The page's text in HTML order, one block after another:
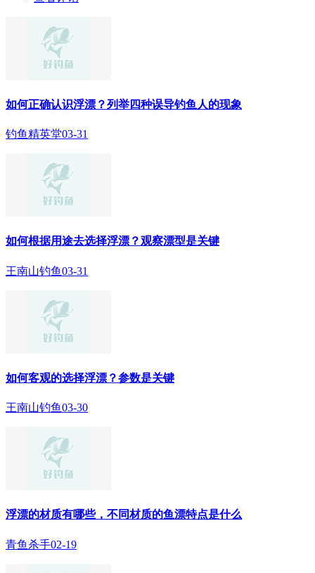
如何正确认识浮漂？列举四种误导钓鱼人的现象
钓鱼精英堂03-31
如何根据用途去选择浮漂？观察漂型是关键
王南山钓鱼03-31
如何客观的选择浮漂？参数是关键
王南山钓鱼03-30
浮漂的材质有哪些，不同材质的鱼漂特点是什么
青鱼杀手02-19